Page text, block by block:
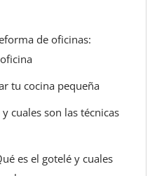
de oficinas:
tu cocina pequeña
cuales son las técnicas
es el gotelé y cuales